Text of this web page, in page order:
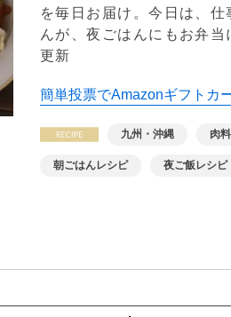
を毎日お届け。今日は、
んが、夜ごはんにもお弁
更新
簡単投票でAmazonギフトカ
九州・沖縄 肉
朝ごはんレシピ 夜ご飯レシピ